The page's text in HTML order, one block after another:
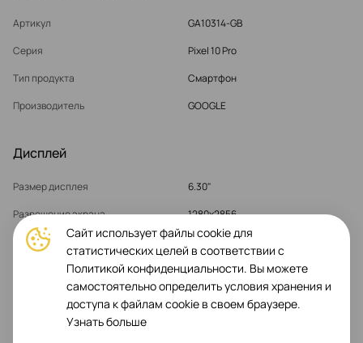
Артикул
GA10314-GB
Серия
Pixel 10 Pro
Тип продукта
Смартфон
Производитель
GOOGLE
Дисплей
Размер дисплея
6.30"
Разрешение экрана
1280x2856
Плотность пикселей
495 точек на дюйм
Технология дисплея
OLED LTPO
24 bit
Сенсорный экран
Сайт использует файлы cookie для
статистических целей в соответствии с
Политикой конфиденциальности. Вы можете
самостоятельно определить условия хранения и
доступа к файлам cookie в своем браузере.
Узнать больше